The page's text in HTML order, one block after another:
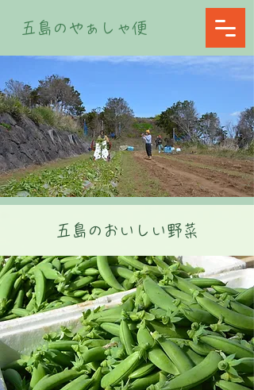
五島のやぁしゃ便
五島のおいしい野菜